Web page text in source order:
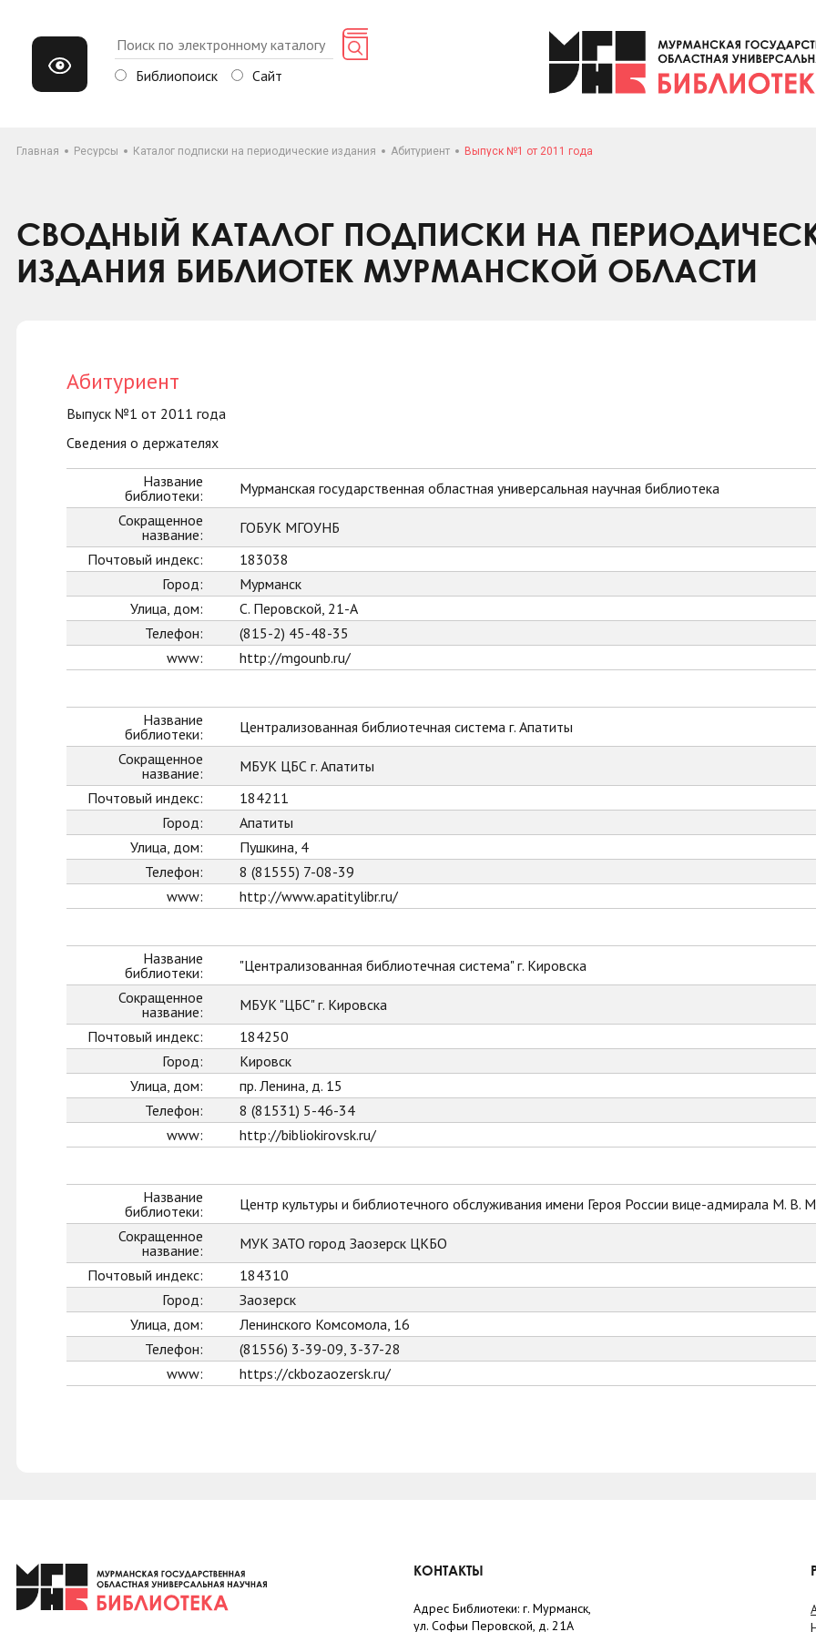
Библиопоиск Сайт
Главная Ресурсы Каталог подписки на периодические издания Абитуриент Выпуск №1 от 2011 года
СВОДНЫЙ КАТАЛОГ ПОДПИСКИ НА
ИЗДАНИЯ БИБЛИОТЕК МУРМАНСКОЙ ОБЛАСТИ
Абитуриент
Выпуск №1 от 2011 года
Сведения о держателях
Название
библиотеки:
Мурманская государственная областная универсальная научная библиотека
Сокращенное
название:
ГОБУК МГОУНБ
Почтовый индекс:
183038
Город:
Мурманск
Улица, дом:
С. Перовской, 21-А
Телефон:
(815-2) 45-48-35
www:
http://mgounb.ru/
Название
библиотеки:
Централизованная библиотечная система г. Апатиты
Сокращенное
название:
МБУК ЦБС г. Апатиты
Почтовый индекс:
184211
Город:
Апатиты
Улица, дом:
Пушкина, 4
Телефон:
8 (81555) 7-08-39
www:
http://www.apatitylibr.ru/
Название
библиотеки:
"Централизованная библиотечная система" г. Кировска
Сокращенное
название:
МБУК "ЦБС" г. Кировска
Почтовый индекс:
184250
Город:
Кировск
Улица, дом:
пр. Ленина, д. 15
Телефон:
8 (81531) 5-46-34
www:
http://bibliokirovsk.ru/
Название
библиотеки:
Центр культуры и библиотечного обслуживания имени Героя России вице-адмирала М. В.
Сокращенное
название:
МУК ЗАТО город Заозерск ЦКБО
Почтовый индекс:
184310
Город:
Заозерск
Улица, дом:
Ленинского Комсомола, 16
Телефон:
(81556) 3-39-09, 3-37-28
www:
https://ckbozaozersk.ru/
КОНТАКТЫ
Адрес Библиотеки: г. Мурманск,
ул. Софьи Перовской, д. 21А